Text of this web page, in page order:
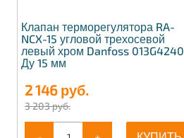
Клапан терморегулятора RA-
NCX-15 угловой трехосевой
левый хром Danfoss 013G4240
Ду 15 мм
2 146 руб.
3 203 руб.